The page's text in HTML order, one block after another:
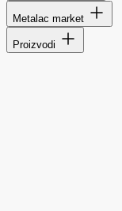
Metalac market
Proizvodi